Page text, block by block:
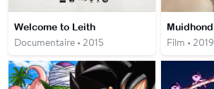
Welcome to Leith
Documentaire • 2015
Muidhond
Film • 2019